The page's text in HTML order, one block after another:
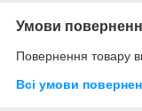
Умови
Повернення товару
Всі умови